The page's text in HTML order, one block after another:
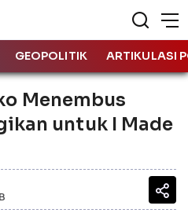
GEOPOLITIK ARTIKULASI
Menembus
untuk I Made